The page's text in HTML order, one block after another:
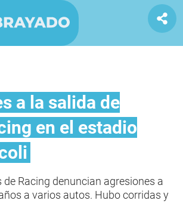
a la salida de
en el estadio
de Racing denuncian agresiones a
a varios autos. Hubo corridas y